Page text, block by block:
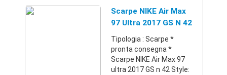
biancoPiemonte334947
742930 €
Scarpe NIKE Air Max
97 Ultra 2017 GS N 42
Tipologia : Scarpe *
pronta consegna *
Scarpe NIKE Air Max 97
ultra 2017 GS n 42 Style: